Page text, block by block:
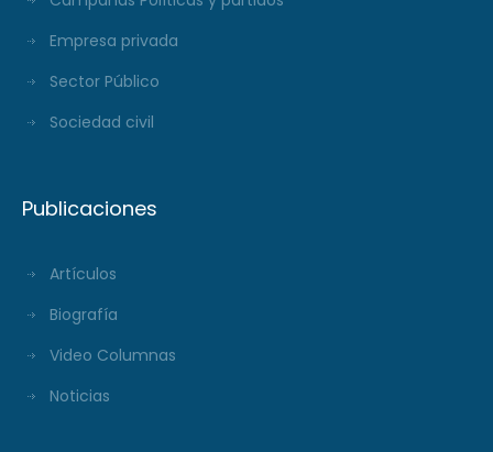
Empresa privada
Sector Público
Sociedad civil
Publicaciones
Artículos
Biografía
Video Columnas
Noticias